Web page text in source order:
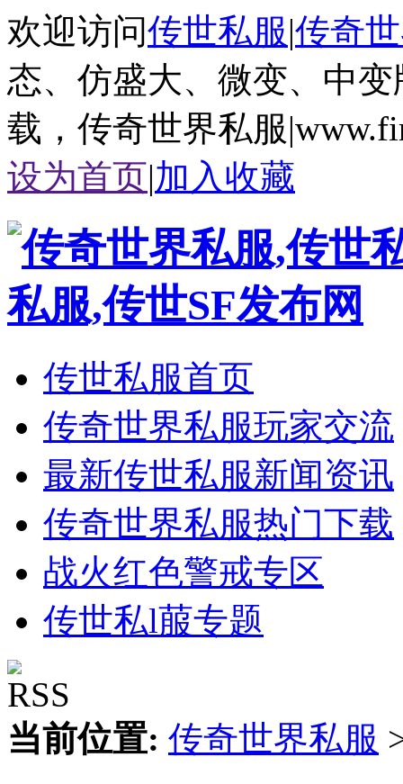
欢迎访问传世私服|传奇
态、仿盛大、微变、中
载，传奇世界私服
设为首页|加入收藏
传世私服首页
传奇世界私服玩家交流
最新传世私服新闻资讯
传奇世界私服热门下载
战火红色警戒专区
传世私l菔专题
当前位置: 传奇世界私服